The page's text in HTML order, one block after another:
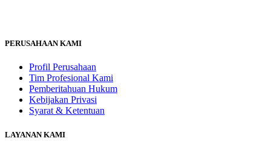
PERUSAHAAN KAMI
Profil Perusahaan
Tim Profesional Kami
Pemberitahuan Hukum
Kebijakan Privasi
Syarat & Ketentuan
LAYANAN KAMI